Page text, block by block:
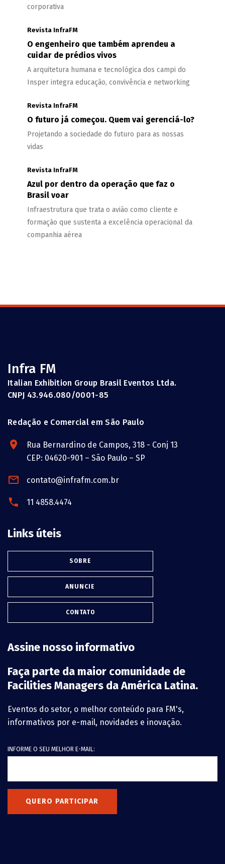
corporativa
Revista InfraFM
O engenheiro que também aprendeu a
cuidar de prédios vivos
A arquitetura humana e tecnológica dos campi do
Insper integra educação, convivência e networking
Revista InfraFM
O futuro já começou. Quem vai gerenciá-lo?
Projetando a sociedade do futuro para as nossas
vidas
Revista InfraFM
Azul por dentro da operação que faz o
Brasil voar
Infraestrutura que trata o avião como cliente e
formação que sustenta a excelência operacional da
companhia aérea
Infra FM
Italian Exhibition Group Brasil Eventos Ltda.
CNPJ 43.946.080/0001-85
Redação e Comercial em São Paulo
Rua Bernardino de Campos, 318 - Conj 13
CEP: 04620-901 – São Paulo – SP
contato@infrafm.com.br
11 4858.4474
Links úteis
SOBRE
ANUNCIE
CONTATO
Assine nosso informativo
Faça parte da maior comunidade de
Facilities Managers da América Latina.
Eventos do setor, o melhor conteúdo para FM's,
informativos por e-mail, novidades e inovação.
INFORME O SEU MELHOR E-MAIL:
QUERO PARTICIPAR